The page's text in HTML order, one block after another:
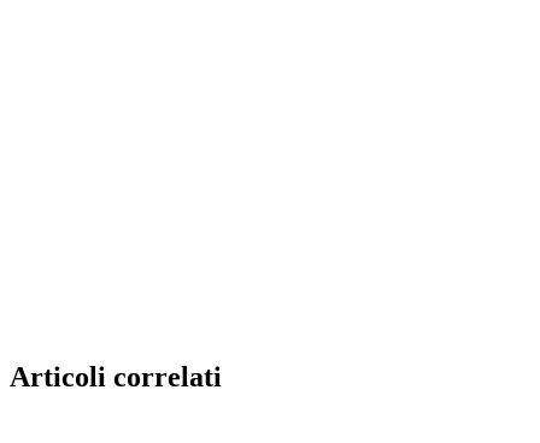
Articoli correlati